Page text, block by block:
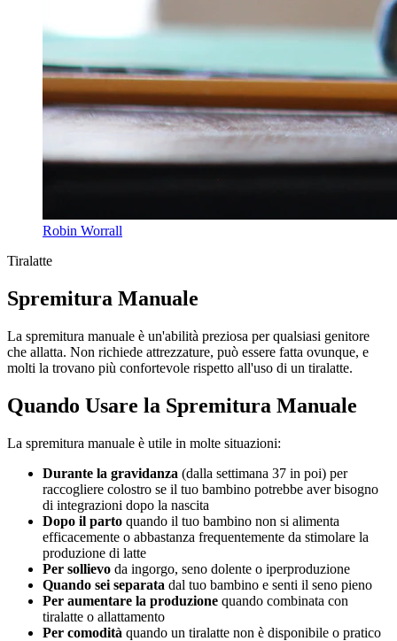
Robin Worrall
Tiralatte
Spremitura Manuale
La spremitura manuale è un'abilità preziosa per qualsiasi genitore
che allatta. Non richiede attrezzature, può essere fatta ovunque, e
molti la trovano più confortevole rispetto all'uso di un tiralatte.
Quando Usare la Spremitura Manuale
La spremitura manuale è utile in molte situazioni:
Durante la gravidanza (dalla settimana 37 in poi) per
raccogliere colostro se il tuo bambino potrebbe aver bisogno
di integrazioni dopo la nascita
Dopo il parto quando il tuo bambino non si alimenta
efficacemente o abbastanza frequentemente da stimolare la
produzione di latte
Per sollievo da ingorgo, seno dolente o iperproduzione
Quando sei separata dal tuo bambino e senti il seno pieno
Per aumentare la produzione quando combinata con
tiralatte o allattamento
Per comodità quando un tiralatte non è disponibile o pratico